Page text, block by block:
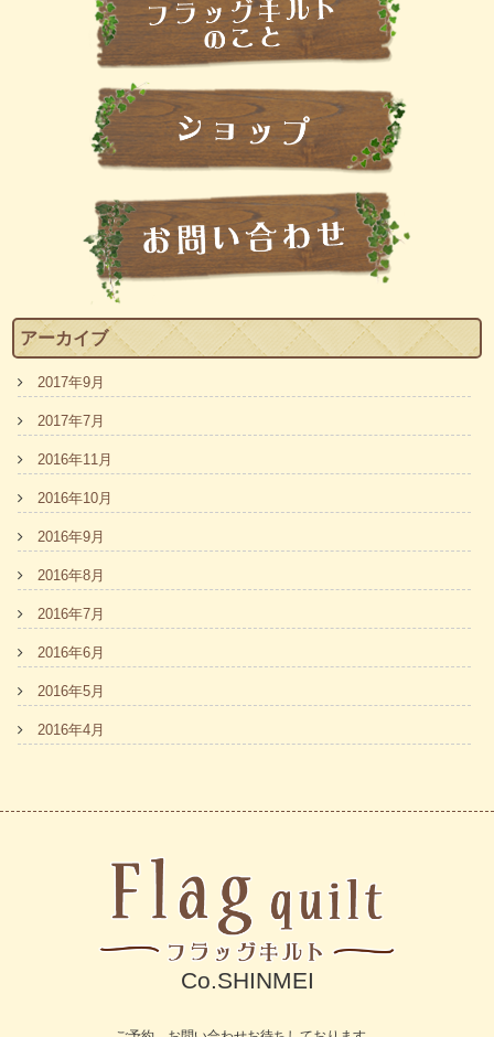
アーカイブ
2017年9月
2017年7月
2016年11月
2016年10月
2016年9月
2016年8月
2016年7月
2016年6月
2016年5月
2016年4月
Co.SHINMEI